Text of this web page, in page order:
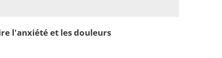
l'anxiété et les douleurs